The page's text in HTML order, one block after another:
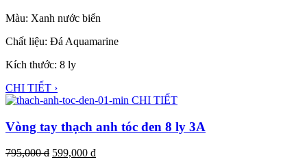
Màu: Xanh nước biển
Chất liệu: Đá Aquamarine
Kích thước: 8 ly
CHI TIẾT ›
CHI TIẾT
Vòng tay thạch anh tóc đen 8 ly 3A
795,000đ 599,000 đ